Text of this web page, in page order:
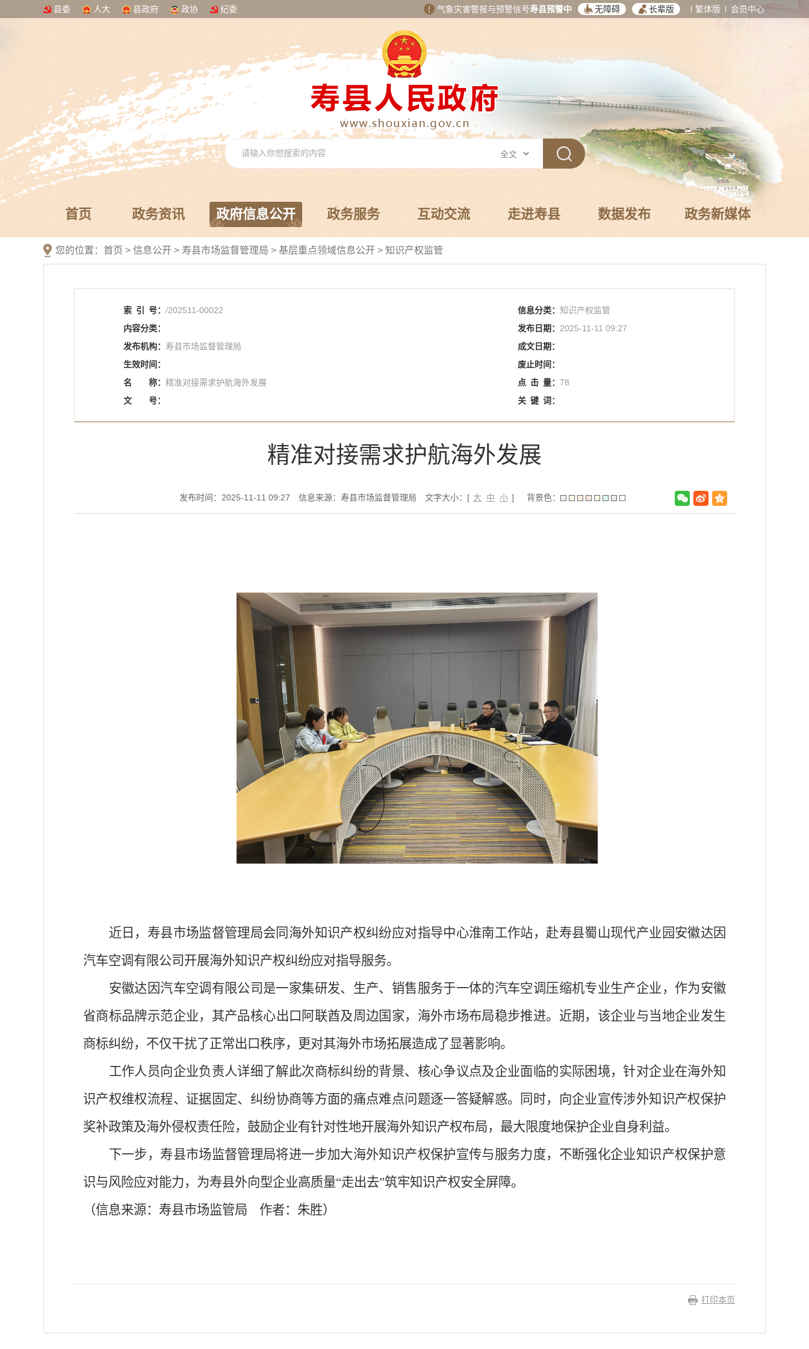
县委 人大 县政府 政协 纪委 气象灾害警报与预警信号寿县预警中 无障碍 长辈版 繁体版 会员中心
首页 政务资讯 政府信息公开 政务服务 互动交流 走进寿县 数据发布 政务新媒体
您的位置： 首页 > 信息公开 > 寿县市场监督管理局 > 基层重点领域信息公开 > 知识产权监管
索 引 号： /202511-00022 信息分类： 知识产权监管
内容分类：
发布日期： 2025-11-11 09:27
发布机构： 寿县市场监督管理局
成文日期：
生效时间：
废止时间：
名
称： 精准对接需求护航海外发展 点 击 量： 78
文
号： 关 键 词：
精准对接需求护航海外发展
发布时间：2025-11-11 09:27 信息来源：寿县市场监督管理局 文字大小：[ 大 中 小 ] 背景色：
近日，寿县市场监督管理局会同海外知识产权纠纷应对指导中心淮南工作站，赴寿县蜀山现代产业园安徽达因
汽车空调有限公司开展海外知识产权纠纷应对指导服务。
安徽达因汽车空调有限公司是一家集研发、生产、销售服务于一体的汽车空调压缩机专业生产企业，作为安徽
省商标品牌示范企业，其产品核心出口阿联酋及周边国家，海外市场布局稳步推进。近期，该企业与当地企业发生
商标纠纷，不仅干扰了正常出口秩序，更对其海外市场拓展造成了显著影响。
工作人员向企业负责人详细了解此次商标纠纷的背景、核心争议点及企业面临的实际困境，针对企业在海外知
识产权维权流程、证据固定、纠纷协商等方面的痛点难点问题逐一答疑解惑。同时，向企业宣传涉外知识产权保护
奖补政策及海外侵权责任险，鼓励企业有针对性地开展海外知识产权布局，最大限度地保护企业自身利益。
下一步，寿县市场监督管理局将进一步加大海外知识产权保护宣传与服务力度，不断强化企业知识产权保护意
识与风险应对能力，为寿县外向型企业高质量“走出去”筑牢知识产权安全屏障。
（信息来源：寿县市场监管局
作者：朱胜）
打印本页